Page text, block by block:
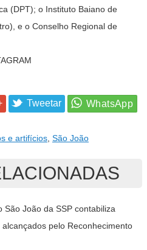
(DPT); o Instituto Baiano de
e o Conselho Regional de
Tweetar
e artifícios São João
São João da SSP contabiliza
pelo Reconhecimento